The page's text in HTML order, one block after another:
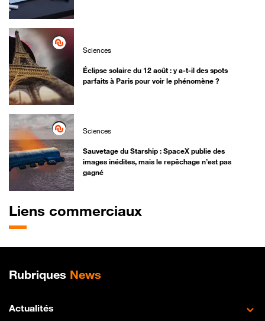
Sciences
Éclipse solaire du 12 août : y a-t-il des spots
parfaits à Paris pour voir le phénomène ?
Sciences
Sauvetage du Starship : SpaceX publie des
images inédites, mais le repêchage n’est pas
gagné
Liens commerciaux
Plan de site
Rubriques News
Actualités